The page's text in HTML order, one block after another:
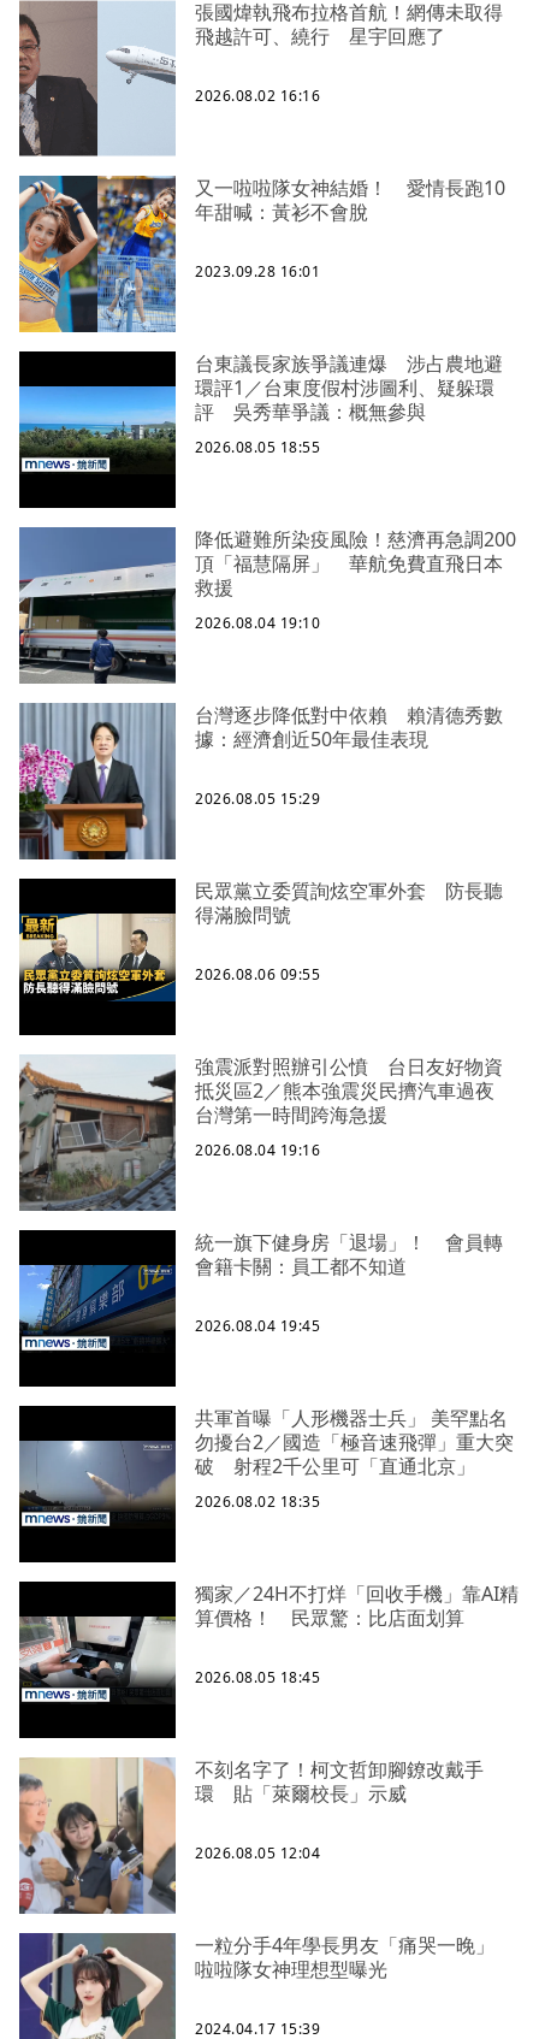
張國煒執飛布拉格首航！網傳未取得
飛越許可、繞行 星宇回應了
2026.08.02 16:16
又一啦啦隊女神結婚！ 愛情長跑10
年甜喊：黃衫不會脫
2023.09.28 16:01
台東議長家族爭議連爆 涉占農地避
環評1／台東度假村涉圖利、疑躲環
評 吳秀華爭議：概無參與
2026.08.05 18:55
降低避難所染疫風險！慈濟再急調200
頂「福慧隔屏」 華航免費直飛日本
救援
2026.08.04 19:10
台灣逐步降低對中依賴 賴清德秀數
據：經濟創近50年最佳表現
2026.08.05 15:29
民眾黨立委質詢炫空軍外套 防長聽
得滿臉問號
2026.08.06 09:55
強震派對照辦引公憤 台日友好物資
抵災區2／熊本強震災民擠汽車過夜
台灣第一時間跨海急援
2026.08.04 19:16
統一旗下健身房「退場」！ 會員轉
會籍卡關：員工都不知道
2026.08.04 19:45
共軍首曝「人形機器士兵」 美罕點名
勿擾台2／國造「極音速飛彈」重大突
破 射程2千公里可「直通北京」
2026.08.02 18:35
獨家／24H不打烊「回收手機」靠AI精
算價格！ 民眾驚：比店面划算
2026.08.05 18:45
不刻名字了！柯文哲卸腳鐐改戴手
環 貼「萊爾校長」示威
2026.08.05 12:04
一粒分手4年學長男友「痛哭一晚」
啦啦隊女神理想型曝光
2024.04.17 15:39